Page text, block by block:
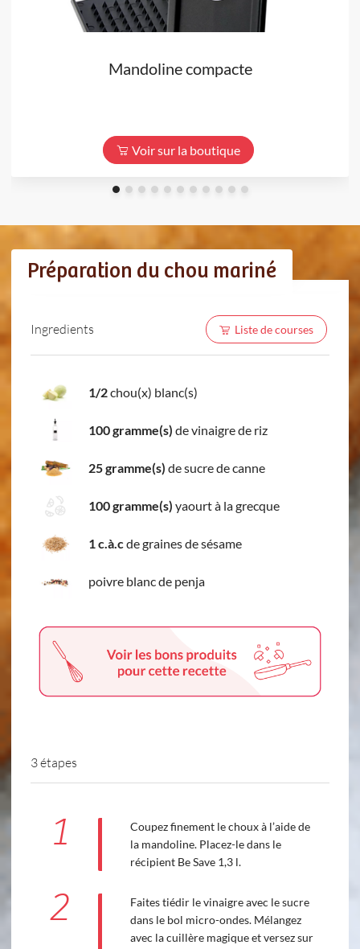
Mandoline compacte
Voir sur la boutique
Préparation du chou mariné
Ingredients Liste de courses
1/2chou(x) blanc(s)
100 gramme(s) de vinaigre de riz
25 gramme(s) de sucre de canne
100 gramme(s) yaourt à la grecque
1 c.à.cde graines de sésame
poivre blanc de penja
3 étapes
1
Coupez finement le choux à l’aide de
la mandoline. Placez-le dans le
récipient Be Save 1,3 l.
2
Faites tiédir le vinaigre avec le sucre
dans le bol micro-ondes. Mélangez
avec la cuillère magique et versez sur